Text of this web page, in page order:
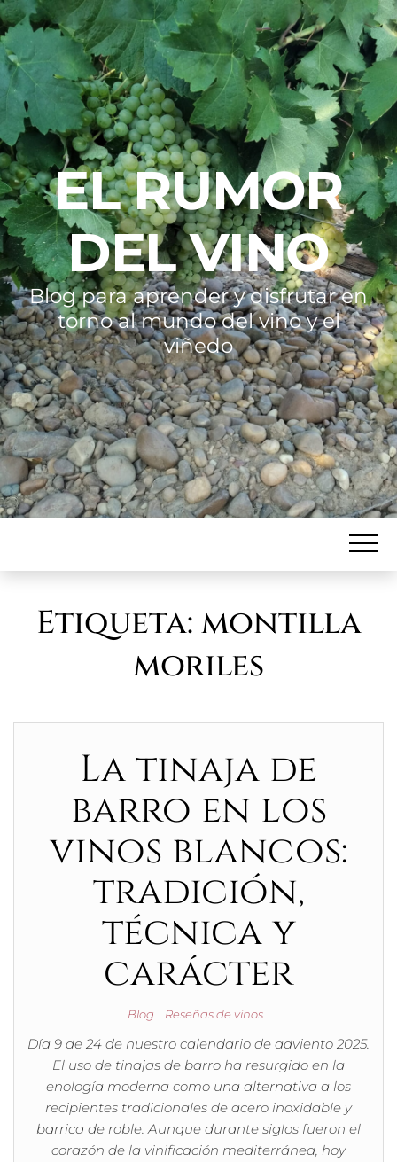
EL RUMOR
DEL VINO
Blog para aprender y disfrutar en
torno al mundo del vino y el
viñedo
Etiqueta: montilla
moriles
La tinaja de
barro en los
vinos blancos:
tradición,
técnica y
carácter
Blog Reseñas de vinos
Día 9 de 24 de nuestro calendario de adviento 2025.
El uso de tinajas de barro ha resurgido en la
enología moderna como una alternativa a los
recipientes tradicionales de acero inoxidable y
barrica de roble. Aunque durante siglos fueron el
corazón de la vinificación mediterránea, hoy